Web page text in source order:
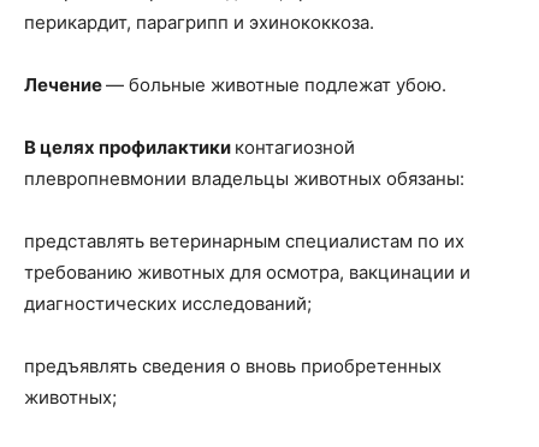
перикардит, парагрипп и эхинококкоза.
Лечение— больные животные подлежат убою.
В целях профилактики контагиозной
плевропневмонии владельцы животных обязаны:
представлять ветеринарным специалистам по их
требованию животных для осмотра, вакцинации и
диагностических исследований;
предъявлять сведения о вновь приобретенных
животных;